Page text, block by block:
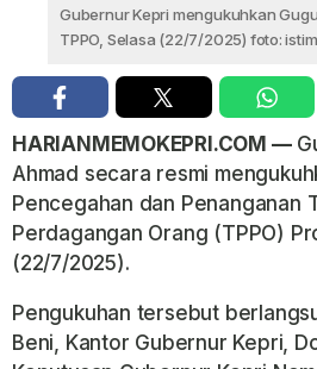
Gubernur Kepri mengukuhkan
TPPO, Selasa (22/7/2025) foto:
HARIANMEMOKEPRI.COM —
Ahmad secara resmi
Pencegahan dan Penanganan
Perdagangan Orang (TPPO)
(22/7/2025).
Pengukuhan tersebut
Beni, Kantor Gubernur Kepri,